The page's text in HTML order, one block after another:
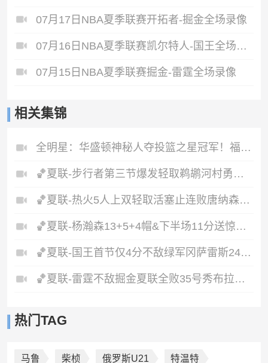
07月17日NBA夏季联赛开拓者-掘金全场录像
07月16日NBA夏季联赛凯尔特人-国王全场录像
07月15日NBA夏季联赛掘金-雷霆全场录像
相关集锦
全明星：华盛顿神秘人夺投篮之星冠军！福德夺得三分大赛冠军！
🏀夏联-步行者第三节爆发轻取鹈鹕河村勇辉5+5+12斯劳森22分
🏀夏联-热火5人上双轻取活塞止连败唐纳森20+8+10奥科里27分
🏀夏联-杨瀚森13+5+4帽&下半场11分送惊艳妙传开拓者力克掘金
🏀夏联-国王首节仅4分不敌绿军冈萨雷斯24+10+5塞纳克10+12
🏀夏联-雷霆不敌掘金夏联全败35号秀布拉齐尔32+6马拉14+7+6
热门TAG
马鲁 柴桢 俄罗斯U21 特温特